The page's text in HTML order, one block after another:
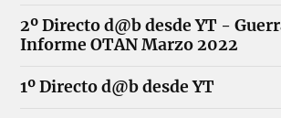
2º Directo d@b desde YT -
Informe OTAN Marzo 2022
1º Directo d@b desde YT